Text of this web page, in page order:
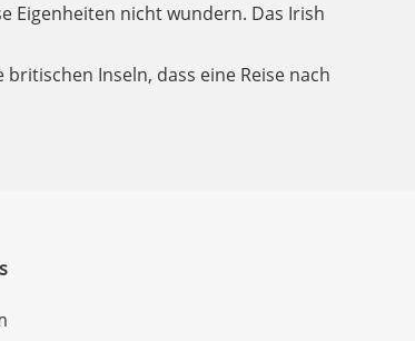
Eigenheiten nicht wundern. Das Irish
Inseln, dass eine Reise nach